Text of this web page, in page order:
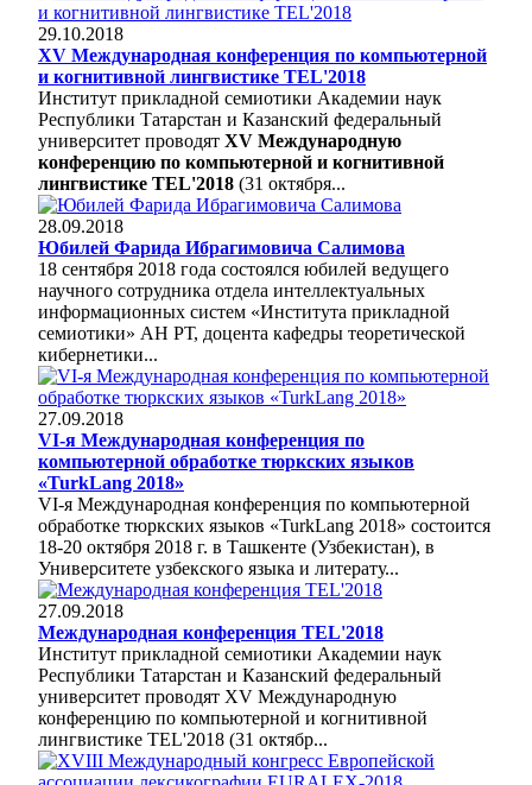
29.10.2018
XV Международная конференция по компьютерной
и когнитивной лингвистике TEL'2018
Институт прикладной семиотики Академии наук
Республики Татарстан и Казанский федеральный
университет проводят XV Международную
конференцию по компьютерной и когнитивной
лингвистике TEL'2018 (31 октября...
28.09.2018
Юбилей Фарида Ибрагимовича Салимова
18 сентября 2018 года состоялся юбилей ведущего
научного сотрудника отдела интеллектуальных
информационных систем «Института прикладной
семиотики» АН РТ, доцента кафедры теоретической
кибернетики...
27.09.2018
VI-я Международная конференция по
компьютерной обработке тюркских языков
«TurkLang 2018»
VI-я Международная конференция по компьютерной
обработке тюркских языков «TurkLang 2018» состоится
18-20 октября 2018 г. в Ташкенте (Узбекистан), в
Университете узбекского языка и литерату...
27.09.2018
Международная конференция TEL'2018
Институт прикладной семиотики Академии наук
Республики Татарстан и Казанский федеральный
университет проводят XV Международную
конференцию по компьютерной и когнитивной
лингвистике TEL'2018 (31 октябр...